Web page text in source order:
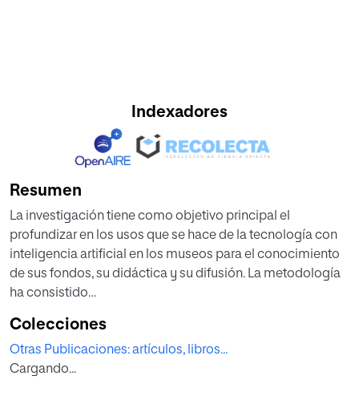
Indexadores
Resumen
La investigación tiene como objetivo principal el
profundizar en los usos que se hace de la tecnología con
inteligencia artificial en los museos para el conocimiento
de sus fondos, su didáctica y su difusión. La metodología
ha consistido
publicada en los últimos años, que abordase la temática
planteada. Los resultados obtenidos han descubierto que
las tecnologías con inteligencia artificial han tenido un
Colecciones
Otras Publicaciones: artículos, libros...
Cargando...